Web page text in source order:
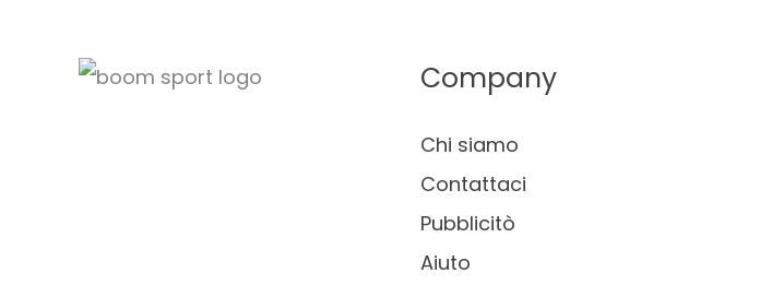
Company
Chi siamo
Contattaci
Pubblicitò
Aiuto